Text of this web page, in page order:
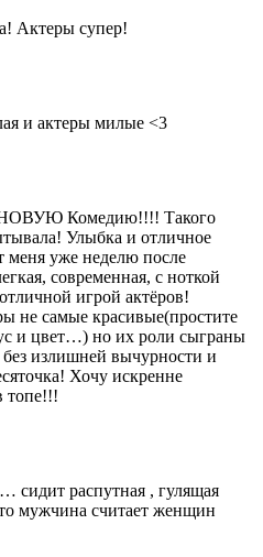
Актеры супер!
и актеры милые <3
НОВУЮ Комедию!!!! Такого
Улыбка и отличное
меня уже неделю после
современная, с ноткой
игрой актёров!
не самые красивые(простите
и цвет…) но их роли сыграны
излишней вычурности и
Хочу искренне
топе!!!
сидит распутная , гулящая
мужчина считает женщин